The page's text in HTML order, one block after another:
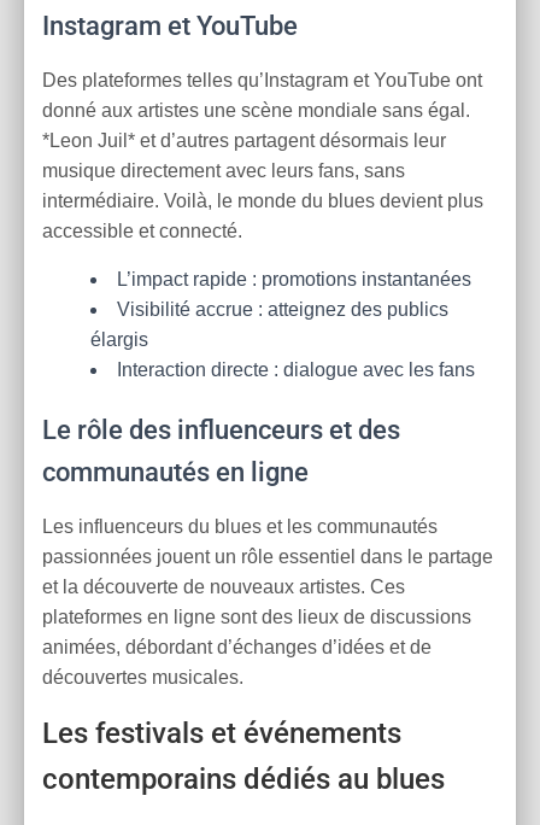
Instagram et YouTube
Des plateformes telles qu’Instagram et YouTube ont
donné aux artistes une scène mondiale sans égal.
*Leon Juil* et d’autres partagent désormais leur
musique directement avec leurs fans, sans
intermédiaire. Voilà, le monde du blues devient plus
accessible et connecté.
L’impact rapide : promotions instantanées
Visibilité accrue : atteignez des publics
élargis
Interaction directe : dialogue avec les fans
Le rôle des influenceurs et des
communautés en ligne
Les influenceurs du blues et les communautés
passionnées jouent un rôle essentiel dans le partage
et la découverte de nouveaux artistes. Ces
plateformes en ligne sont des lieux de discussions
animées, débordant d’échanges d’idées et de
découvertes musicales.
Les festivals et événements
contemporains dédiés au blues